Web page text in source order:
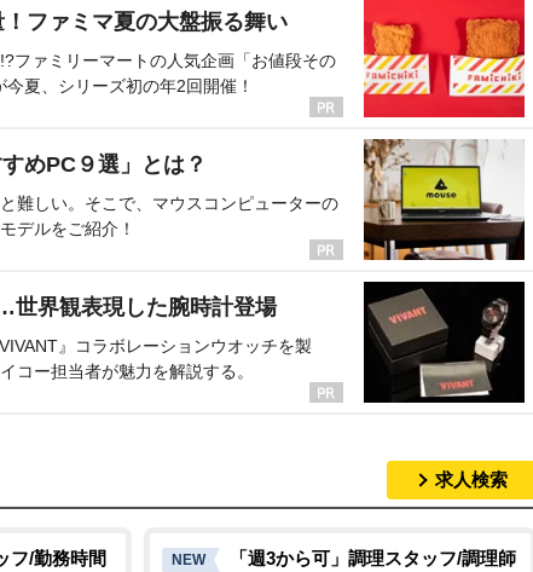
ファミマ夏の大盤振る舞い
ファミリーマートの人気企画「お値段その
夏、シリーズ初の年2回開催！
めPC９選」とは？
難しい。そこで、マウスコンピューターの
デルをご紹介！
世界観表現した腕時計登場
』コラボレーションウオッチを製
コー担当者が魅力を解説する。
求人検索
フ/勤務時間
NEW
「週3から可」調理スタッフ/調理師